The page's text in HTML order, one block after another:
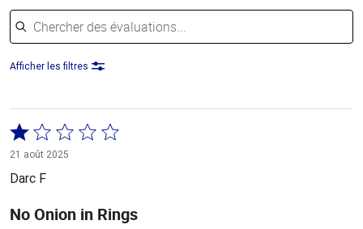
Chercher des évaluations
Afficher les filtres
Coté
1 sur
5
21 août 2025
Darc F
No Onion in Rings